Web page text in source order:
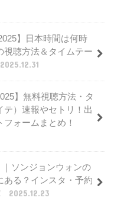
】日本時間は何時
視聴方法＆タイムテー
2025.12.31
】無料視聴方法・タ
テ）速報やセトリ！出
ォームまとめ！
ソンジョンウォンの
ある？インスタ・予約
2025.12.23